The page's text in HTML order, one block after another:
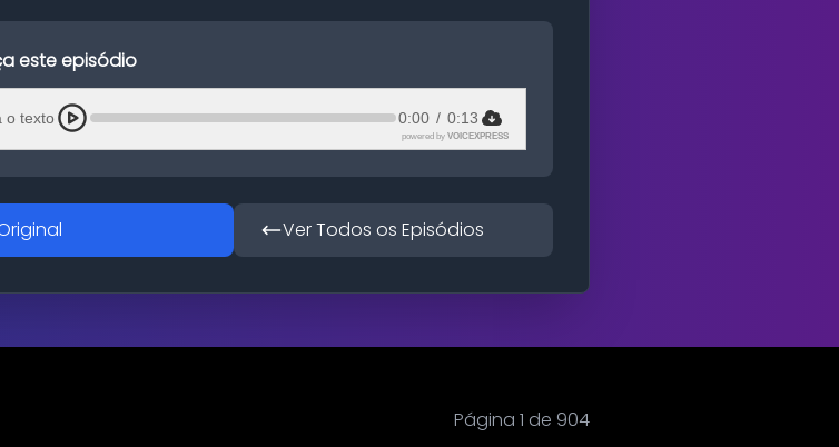
este episódio
o texto 0:00 / 0:13
powered by VOICEXPRESS
Ver Todos os Episódios
Página 1 de 904